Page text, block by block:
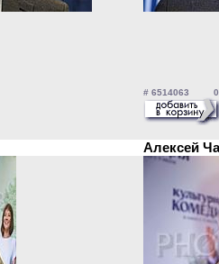
# 6514063 08
Алексей